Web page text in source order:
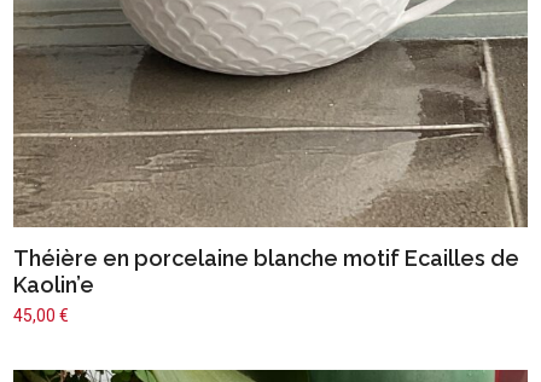
Théière en porcelaine blanche motif Ecailles de
Kaolin’e
45,00€